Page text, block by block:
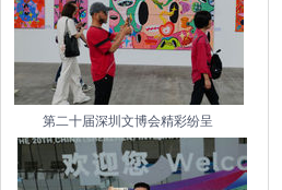
第二十届深圳文博会精彩纷呈